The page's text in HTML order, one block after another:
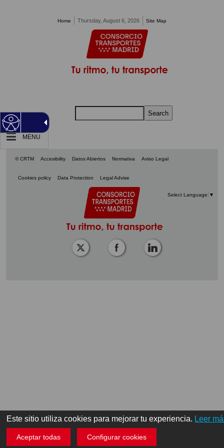
Este sitio utiliza cookies para mejorar tu experiencia. Leer
Aceptar todas Configurar cookies
Home Thursday, August 6, 2026 Site Map
Search
MENU
© CRTM Accesibility Datos Abiertos Normativa Aviso Legal
Cookies policy Data Protection Legal Advise
Select Language ▼